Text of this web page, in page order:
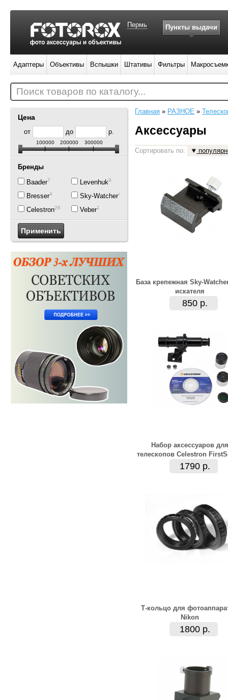
Цена
от до р.
100000 200000 300000
Бренды
Baader7
Bresser4
Celestron26
Levenhuk9
Sky-Watcher44
Veber1
Главная » РАЗНОЕ »
Аксессуары
Сортировать по:
База крепежная Sky-
искателя
850 р.
Набор аксессуаров для
телескопов Celestron
1790 р.
Т-кольцо для
Nikon
1800 р.
Пермь Пункты выдачи
Адаптеры Объективы Вспышки Штативы Фильтры
Поиск товаров по каталогу...